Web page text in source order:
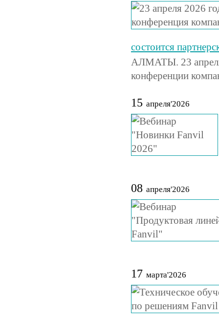
состоится
АЛМАТЫ. 23 апреля
конференции
15 апреля'2026
08 апреля'2026
17 марта'2026